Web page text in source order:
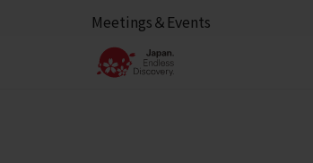
Meetings＆Events